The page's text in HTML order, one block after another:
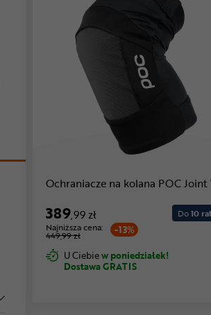
Ochraniacze na kolana POC Joint
389,99 zł
-13%
Najniższa cena:
449,99 zł
Do10
U Ciebiew poniedziałek!
Dostawa GRATIS